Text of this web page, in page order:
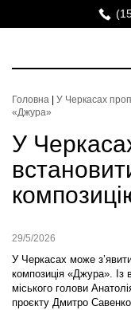
Головна
У Черкасах
«Джура»
У
29/5/2026
У Черкасах може
композиція «Джура». Із
міського голови
проєкту Дмитро